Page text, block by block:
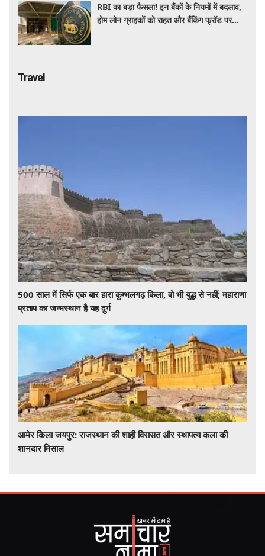
RBI का बड़ा फैसला! इन बैंकों के नियमों में बदलाव,
होम लोन ग्राहकों को राहत और बैंकिंग फ्रॉड पर
Travel
500 साल में सिर्फ एक बार हारा कुम्भलगढ़ किला, वो भी युद्ध से नहीं; महाराणा
प्रताप का जन्मस्थान है यह दुर्ग
आमेर किला जयपुर: राजस्थान की शाही विरासत और स्थापत्य कला की
शानदार मिसाल